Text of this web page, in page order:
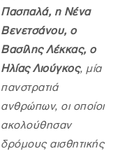
Πασπαλά, η Νένα
Βενετσάνου, ο
Βασίλης Λέκκας, ο
Ηλίας Λιούγκος, μία
πανστρατιά
ανθρώπων, οι οποίοι
ακολούθησαν
δρόμους αισθητικής